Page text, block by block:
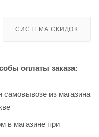
СИСТЕМА СКИДОК
оплаты заказа:
из магазина
в магазине при